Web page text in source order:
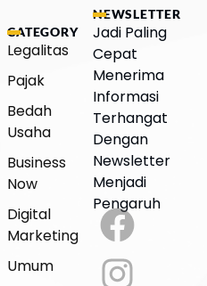
CATEGORY
Legalitas
Pajak
Bedah
Usaha
Business
Now
Digital
Marketing
Umum
NEWSLETTER
Jadi Paling
Cepat
Menerima
Informasi
Terhangat
Dengan
Newsletter
Menjadi
Pengaruh